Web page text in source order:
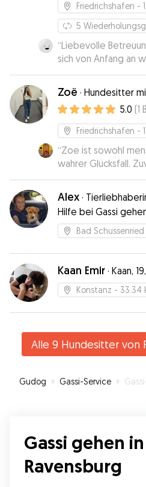
Friedrichshafen -
5
“Liebevolle
sich von Anfang an
Zoë · Hundesitter
5.0 (1
Friedrichshafen -
“Zoe ist sowohl
wahrer Glücksfall.
selbständig und
junge Frau die bei
Bobo wird wohl
haben. Sie hat
Hunde-Beziehung
Urlaub, weil wir
allerbesten Händen
Dankeschön!”
Alex ·
Hilfe bei Gassi
mehrBad Schussenried
Kaan Emir · Kaan,
Konstanz - 33.34
Alle 9 Hundesitter von
Gudog » Gassi-Service »
Gassi gehen in
Ravensburg